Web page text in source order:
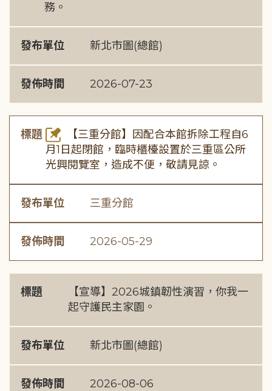
務。
發布單位 新北市圖(總館)
發佈時間 2026-07-23
標題
【三重分館】因配合本館拆除工程自6
月1日起閉館，臨時櫃檯設置於三重區公所
光興閱覽室，造成不便，敬請見諒。
發布單位 三重分館
發佈時間 2026-05-29
標題
【宣導】2026城鎮韌性演習，你我一
起守護民主家園。
發布單位 新北市圖(總館)
發佈時間 2026-08-06